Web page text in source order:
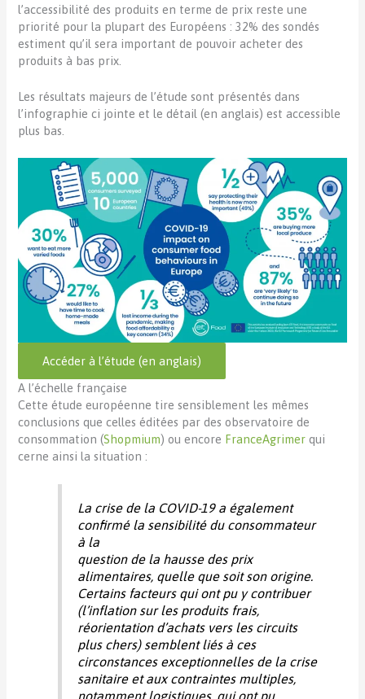
l’accessibilité des produits en terme de prix reste une
priorité pour la plupart des Européens : 32% des sondés
estiment qu’il sera important de pouvoir acheter des
produits à bas prix.
Les résultats majeurs de l’étude sont présentés dans
l’infographie ci jointe et le détail (en anglais) est accessible
plus bas.
Accéder à l’étude (en anglais)
A l’échelle française
Cette étude européenne tire sensiblement les mêmes
conclusions que celles éditées par des observatoire de
consommation (Shopmium) ou encore FranceAgrimer qui
cerne ainsi la situation :
La crise de la COVID-19 a également
confirmé la sensibilité du consommateur
à la
question de la hausse des prix
alimentaires, quelle que soit son origine.
Certains facteurs qui ont pu y contribuer
(l’inflation sur les produits frais,
réorientation d’achats vers les circuits
plus chers) semblent liés à ces
circonstances exceptionnelles de la crise
sanitaire et aux contraintes multiples,
notamment logistiques, qui ont pu